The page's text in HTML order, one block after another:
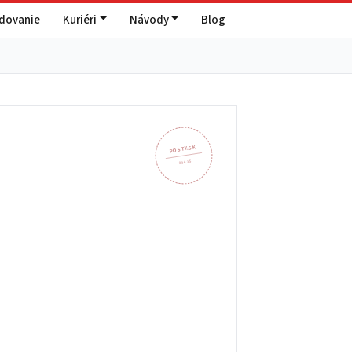
Kuriéri Návody Blog
POSTY.SK
094 35